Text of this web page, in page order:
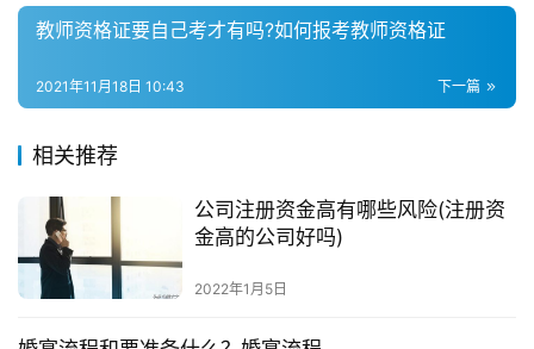
教师资格证要自己考才有吗?如何报考教师资格证
下一篇
2021年11月18日 10:43
相关推荐
公司注册资金高有哪些风险(注册资
金高的公司好吗)
2022年1月5日